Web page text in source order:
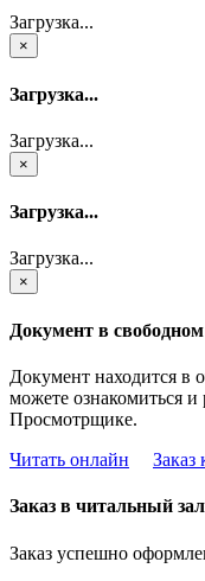
Загрузка...
×
Загрузка...
Загрузка...
×
Загрузка...
Загрузка...
×
Документ в свободном
Документ находится в
можете ознакомиться
Просмотрщике.
Читать онлайн
Заказ
Заказ в читальный
Заказ успешно